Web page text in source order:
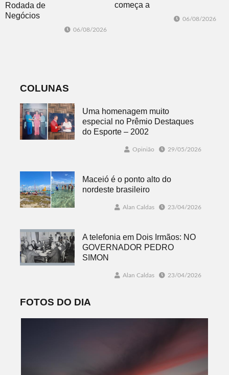
Rodada de
Negócios
06/08/2026
começa a
06/08/2026
COLUNAS
Uma homenagem muito
especial no Prêmio Destaques
do Esporte – 2002
Opinião 29/05/2026
Maceió é o ponto alto do
nordeste brasileiro
Alan Caldas 23/04/2026
A telefonia em Dois Irmãos: NO
GOVERNADOR PEDRO
SIMON
Alan Caldas 23/04/2026
FOTOS DO DIA